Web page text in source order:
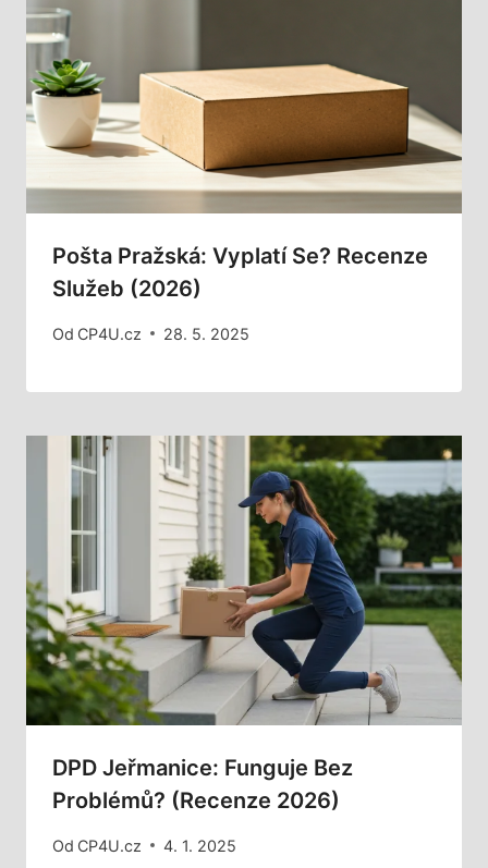
Pošta Pražská: Vyplatí Se? Recenze
Služeb (2026)
Od CP4U.cz 28. 5. 2025
DPD Jeřmanice: Funguje Bez
Problémů? (Recenze 2026)
Od CP4U.cz 4. 1. 2025